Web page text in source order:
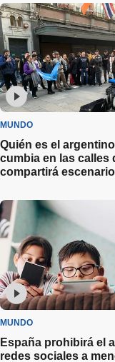
MUNDO
Quién es el
cumbia en las calles
compartirá escenario
MUNDO
España prohibirá el
redes sociales a